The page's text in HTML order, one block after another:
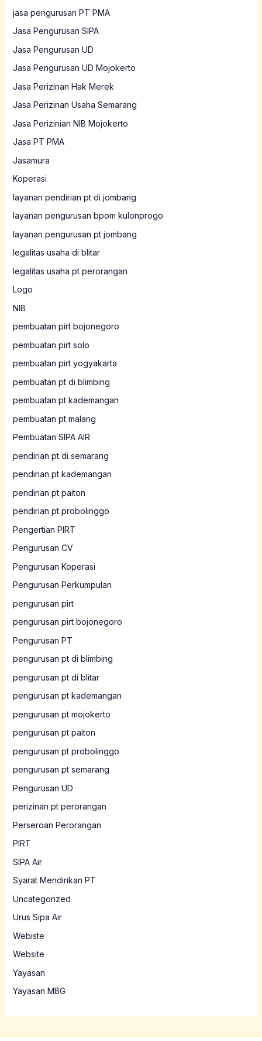
jasa pengurusan PT PMA
Jasa Pengurusan SIPA
Jasa Pengurusan UD
Jasa Pengurusan UD Mojokerto
Jasa Perizinan Hak Merek
Jasa Perizinan Usaha Semarang
Jasa Perizinian NIB Mojokerto
Jasa PT PMA
Jasamura
Koperasi
layanan pendirian pt di jombang
layanan pengurusan bpom kulonprogo
layanan pengurusan pt jombang
legalitas usaha di blitar
legalitas usaha pt perorangan
Logo
NIB
pembuatan pirt bojonegoro
pembuatan pirt solo
pembuatan pirt yogyakarta
pembuatan pt di blimbing
pembuatan pt kademangan
pembuatan pt malang
Pembuatan SIPA AIR
pendirian pt di semarang
pendirian pt kademangan
pendirian pt paiton
pendirian pt probolinggo
Pengertian PIRT
Pengurusan CV
Pengurusan Koperasi
Pengurusan Perkumpulan
pengurusan pirt
pengurusan pirt bojonegoro
Pengurusan PT
pengurusan pt di blimbing
pengurusan pt di blitar
pengurusan pt kademangan
pengurusan pt mojokerto
pengurusan pt paiton
pengurusan pt probolinggo
pengurusan pt semarang
Pengurusan UD
perizinan pt perorangan
Perseroan Perorangan
PIRT
SIPA Air
Syarat Mendirikan PT
Uncategorized
Urus Sipa Air
Webiste
Website
Yayasan
Yayasan MBG